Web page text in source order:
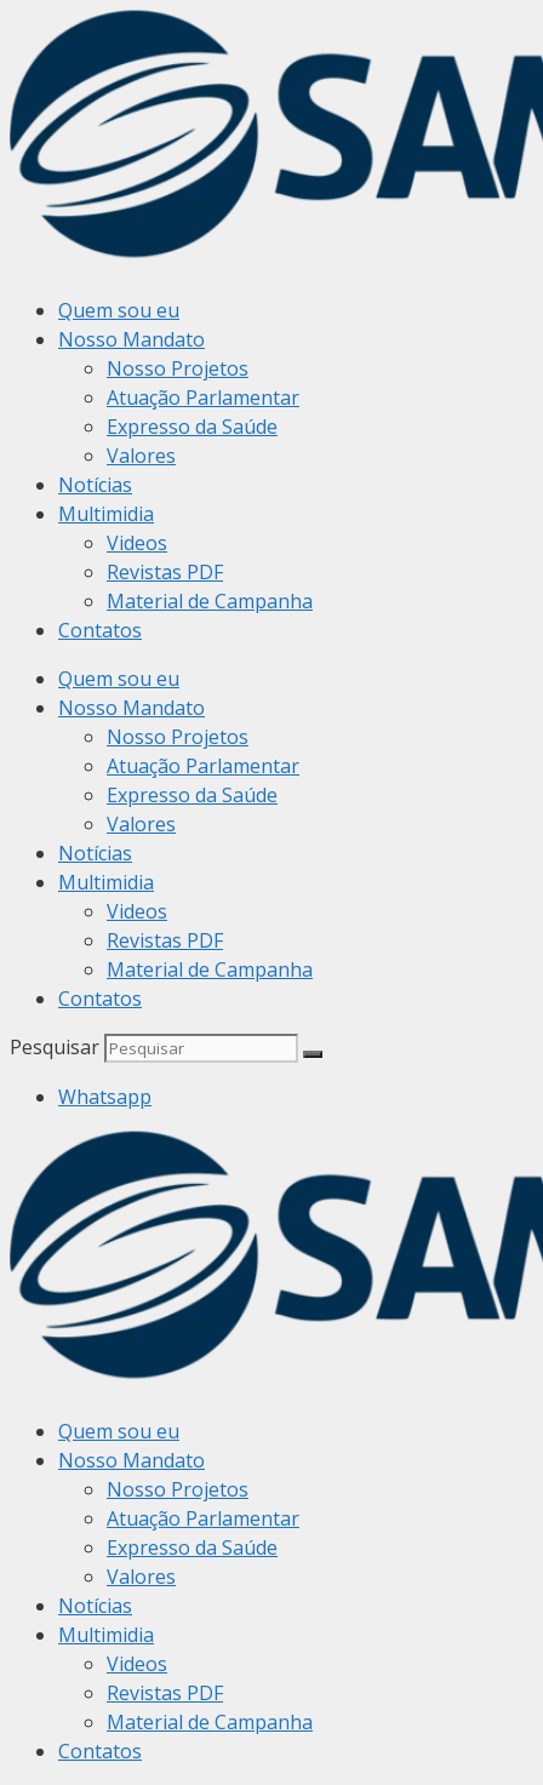
para
o
conteúdo
Quem sou eu
Nosso Mandato
Nosso Projetos
Atuação Parlamentar
Expresso da Saúde
Valores
Notícias
Multimidia
Videos
Revistas PDF
Material de Campanha
Contatos
Quem sou eu
Nosso Mandato
Nosso Projetos
Atuação Parlamentar
Expresso da Saúde
Valores
Notícias
Multimidia
Videos
Revistas PDF
Material de Campanha
Contatos
Pesquisar
Whatsapp
Quem sou eu
Nosso Mandato
Nosso Projetos
Atuação Parlamentar
Expresso da Saúde
Valores
Notícias
Multimidia
Videos
Revistas PDF
Material de Campanha
Contatos